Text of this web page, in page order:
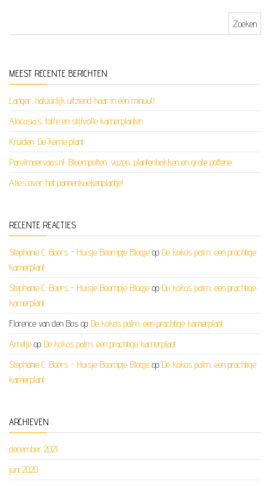
MEEST RECENTE BERICHTEN
Langer, natuurlijk uitziend haar in één minuut!
Alocasia’s, toffe en stijlvolle kamerplanten
Kruiden; De kerrie plant
Parelmoervaas.nl; Bloempotten, vazen, plantenbakken en grote potterie
Alles over het pannenkoekenplantje!
RECENTE REACTIES
Stephanie C. Boers - Huisje Boompje Blogje op De kokos palm, een prachtige
kamerplant
Stephanie C. Boers - Huisje Boompje Blogje op De kokos palm, een prachtige
kamerplant
Florence van den Bos op De kokos palm, een prachtige kamerplant
Arretje op De kokos palm, een prachtige kamerplant
Stephanie C. Boers - Huisje Boompje Blogje op De kokos palm, een prachtige
kamerplant
ARCHIEVEN
december 2021
juni 2020